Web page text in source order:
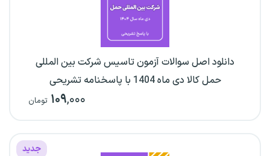
دانلود اصل سوالات آزمون تاسیس شرکت بین المللی
حمل کالا دی ماه 1404 با پاسخنامه تشریحی
۱۰۹,۰۰۰ تومان
جدید